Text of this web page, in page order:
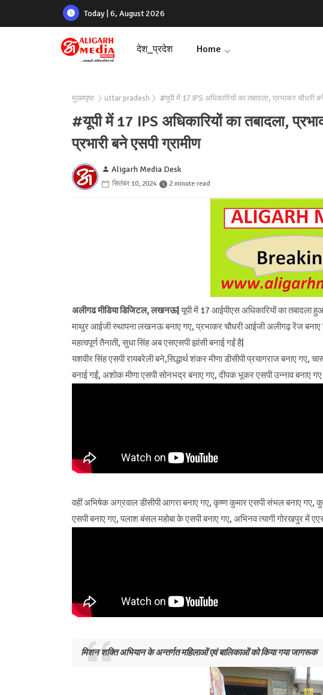
Today | 6, August 2026
देश_प्रदेश Home
मुख्यपृष्ठ uttar pradesh #यूपी में 17 IPS अधिकारियों का तबादला, प्रभाकर चौधरी
#यूपी में 17 IPS अधिकारियों का तबादला,
प्रभारी बने एसपी ग्रामीण
Aligarh Media Desk
सितंबर 10, 2024 2 minute read
अलीगढ मीडिया डिजिटल, लखनऊ|यूपी में 17 आईपीएस अधिकारियों का
माथुर आईजी स्थापना लखनऊ बनाए गए, प्रभाकर चौधरी आईजी अलीगढ़ रेंज बनाए
महत्वपूर्ण तैनाती, सुधा सिंह अब एसएसपी झांसी बनाई गईं है|
यशवीर सिंह एसपी रायबरेली बने,सिद्धार्थ शंकर मीणा डीसीपी प्रयागराज बनाए गए,
बनाई गईं, अशोक मीणा एसपी सोनभद्र बनाए गए, दीपक भूकर एसपी उन्नाव बनाए गए
वहीं अभिषेक अग्रवाल डीसीपी आगरा बनाए गए, कृष्ण कुमार एसपी संभल बनाए गए,
एसपी बनाए गए, पलाश बंसल महोबा के एसपी बनाए गए, अभिनव त्यागी गोरखपुर में
मिशन शक्ति अभियान के अन्तर्गत महिलाओं एवं बालिकाओं को किया गया जागरूक